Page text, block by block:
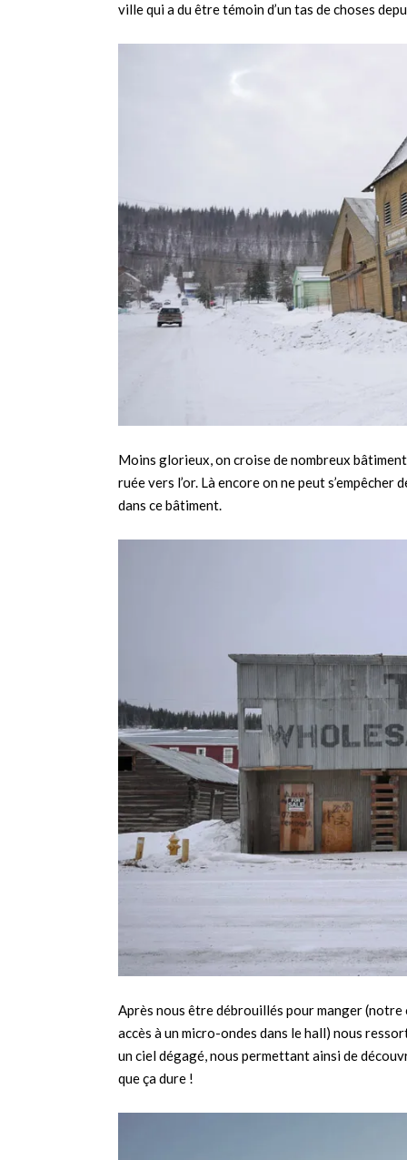
ville qui a du être témoin d’un tas de choses
Moins glorieux, on croise de nombreux
ruée vers l’or. Là encore on ne peut
dans ce bâtiment.
Après nous être débrouillés pour manger (notre
accès à un micro-ondes dans le hall) nous
un ciel dégagé, nous permettant ainsi de
que ça dure !